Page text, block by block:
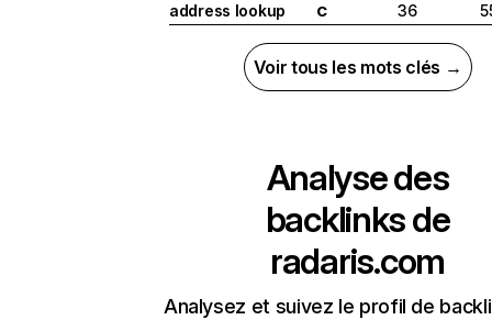
address lookup
C 36
Voir tous les mots clés →
Analyse des
backlinks de
radaris.com
Analysez et suivez le profil de